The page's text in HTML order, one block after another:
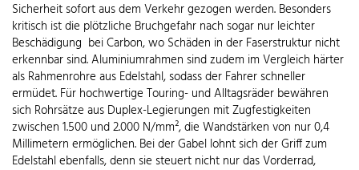
Sicherheit sofort aus dem Verkehr gezogen werden. Besonders
kritisch ist die plötzliche Bruchgefahr nach sogar nur leichter
Beschädigung bei Carbon, wo Schäden in der Faserstruktur nicht
erkennbar sind. Aluminiumrahmen sind zudem im Vergleich härter
als Rahmenrohre aus Edelstahl, sodass der Fahrer schneller
ermüdet. Für hochwertige Touring- und Alltagsräder bewähren
sich Rohrsätze aus Duplex-Legierungen mit Zugfestigkeiten
zwischen 1.500 und 2.000 N/mm², die Wandstärken von nur 0,4
Millimetern ermöglichen. Bei der Gabel lohnt sich der Griff zum
Edelstahl ebenfalls, denn sie steuert nicht nur das Vorderrad,